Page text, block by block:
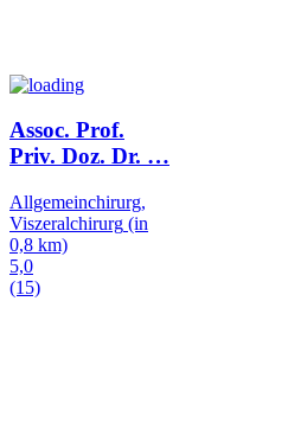
Assoc. Prof.
Priv. Doz. Dr. …
Allgemeinchirurg,
Viszeralchirurg (in
0,8 km)
5,0
(15)